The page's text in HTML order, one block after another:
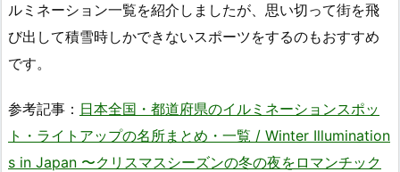
ルミネーション一覧を紹介しましたが、思い切って街を飛
び出して積雪時しかできないスポーツをするのもおすすめ
です。
参考記事： 日本全国・都道府県のイルミネーションスポッ
ト・ライトアップの名所まとめ・一覧 / Winter Illumination
s in Japan 〜クリスマスシーズンの冬の夜をロマンチック